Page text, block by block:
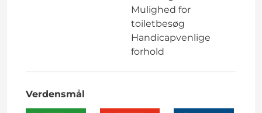
Mulighed for
toiletbesøg
Handicapvenlige
forhold
Verdensmål